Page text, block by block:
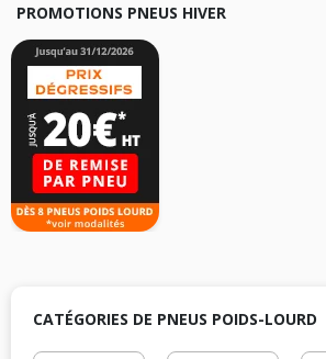
PROMOTIONS PNEUS HIVER
CATÉGORIES DE PNEUS POIDS-LOURD